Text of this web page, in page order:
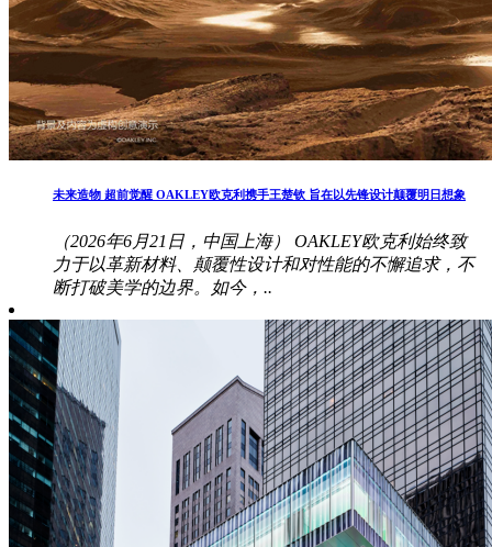
未来造物 超前觉醒 OAKLEY欧克利携手王楚钦 旨在以先锋设计颠覆明日想象
（2026年6月21日，中国上海） OAKLEY欧克利始终致
力于以革新材料、颠覆性设计和对性能的不懈追求，不
断打破美学的边界。如今，..